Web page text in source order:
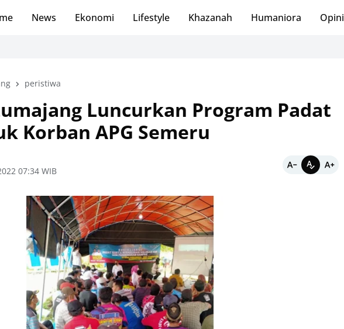
News Ekonomi Lifestyle Khazanah Humaniora Opini
peristiwa
Luncurkan Program Padat
Korban APG Semeru
07:34 WIB